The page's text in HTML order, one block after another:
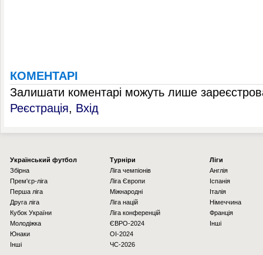
КОМЕНТАРІ
Залишати коментарі можуть лише
Реєстрація, Вхід
Українcький футбол
Збірна
Прем'єр-ліга
Перша ліга
Друга ліга
Кубок України
Молодіжка
Юнаки
Інші
Турніри
Ліга чемпіонів
Ліга Європи
Міжнародні
Ліга націй
Ліга конференцій
ЄВРО-2024
OI-2024
ЧС-2026
Ліги
Англія
Іспанія
Італія
Німеччина
Франція
Інші